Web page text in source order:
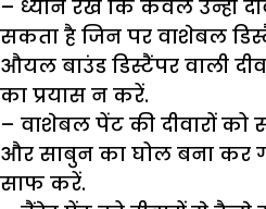
– ध्यान रखें कि केवल उन्हीं
सकता है जिन पर वाशेबल
औयल बाउंड डिस्टैंपर वाली
का प्रयास न करें.
– वाशेबल पेंट की दीवारों
और साबुन का घोल बना
साफ करें.